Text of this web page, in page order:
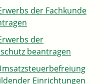
der Fachkunde
der
beantragen
Einrichtungen